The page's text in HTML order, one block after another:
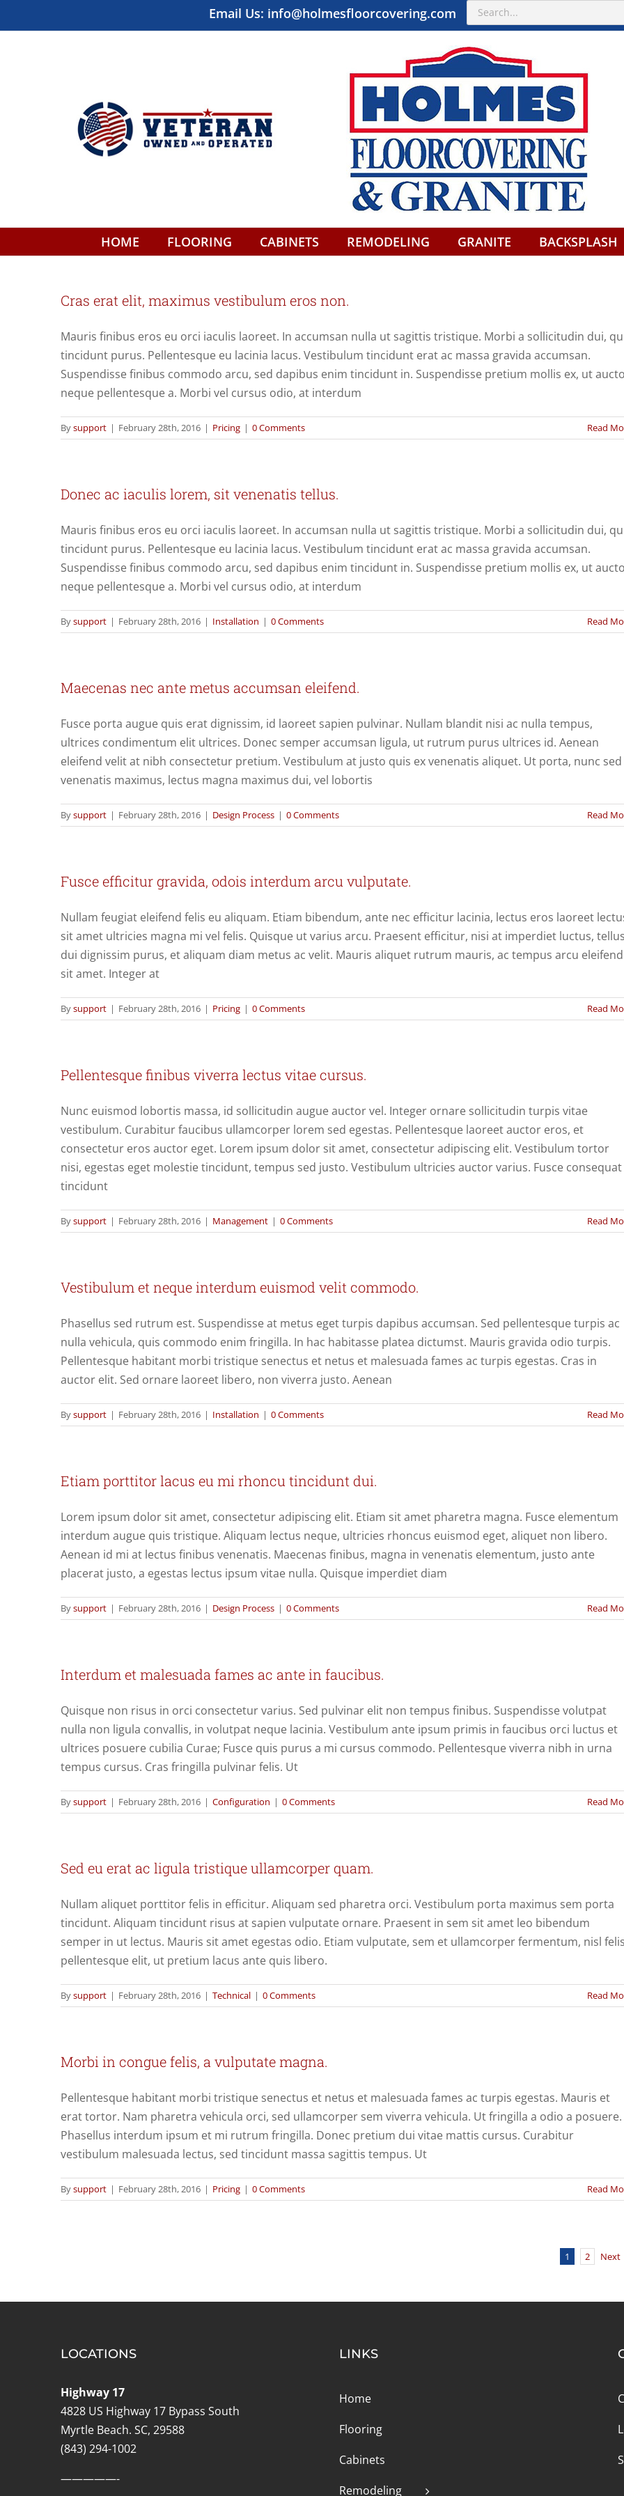
to
Email Us: info@holmesfloorcovering.com
for:
HOME FLOORING CABINETS REMODELING GRANITE BACKSPLASH
Cras erat elit, maximus vestibulum eros non.
Mauris finibus eros eu orci iaculis laoreet. In accumsan nulla ut sagittis tristique. Morbi a sollicitudin dui,
tincidunt purus. Pellentesque eu lacinia lacus. Vestibulum tincidunt erat ac massa gravida accumsan.
Suspendisse finibus commodo arcu, sed dapibus enim tincidunt in. Suspendisse pretium mollis ex, ut
neque pellentesque a. Morbi vel cursus odio, at interdum
Bysupport | February 28th, 2016 | Pricing | 0 Comments Read
Donec ac iaculis lorem, sit venenatis tellus.
Mauris finibus eros eu orci iaculis laoreet. In accumsan nulla ut sagittis tristique. Morbi a sollicitudin dui,
tincidunt purus. Pellentesque eu lacinia lacus. Vestibulum tincidunt erat ac massa gravida accumsan.
Suspendisse finibus commodo arcu, sed dapibus enim tincidunt in. Suspendisse pretium mollis ex, ut
neque pellentesque a. Morbi vel cursus odio, at interdum
Bysupport | February 28th, 2016 | Installation | 0 Comments Read
Maecenas nec ante metus accumsan eleifend.
Fusce porta augue quis erat dignissim, id laoreet sapien pulvinar. Nullam blandit nisi ac nulla tempus,
ultrices condimentum elit ultrices. Donec semper accumsan ligula, ut rutrum purus ultrices id. Aenean
eleifend velit at nibh consectetur pretium. Vestibulum at justo quis ex venenatis aliquet. Ut porta, nunc sed
venenatis maximus, lectus magna maximus dui, vel lobortis
Bysupport | February 28th, 2016 | Design Process | 0 Comments Read
Fusce efficitur gravida, odois interdum arcu vulputate.
Nullam feugiat eleifend felis eu aliquam. Etiam bibendum, ante nec efficitur lacinia, lectus eros laoreet
sit amet ultricies magna mi vel felis. Quisque ut varius arcu. Praesent efficitur, nisi at imperdiet luctus,
dui dignissim purus, et aliquam diam metus ac velit. Mauris aliquet rutrum mauris, ac tempus arcu eleifend
sit amet. Integer at
Bysupport | February 28th, 2016 | Pricing | 0 Comments Read
Pellentesque finibus viverra lectus vitae cursus.
Nunc euismod lobortis massa, id sollicitudin augue auctor vel. Integer ornare sollicitudin turpis vitae
vestibulum. Curabitur faucibus ullamcorper lorem sed egestas. Pellentesque laoreet auctor eros, et
consectetur eros auctor eget. Lorem ipsum dolor sit amet, consectetur adipiscing elit. Vestibulum tortor
nisi, egestas eget molestie tincidunt, tempus sed justo. Vestibulum ultricies auctor varius. Fusce consequat
tincidunt
Bysupport | February 28th, 2016 | Management | 0 Comments Read
Vestibulum et neque interdum euismod velit commodo.
Phasellus sed rutrum est. Suspendisse at metus eget turpis dapibus accumsan. Sed pellentesque turpis ac
nulla vehicula, quis commodo enim fringilla. In hac habitasse platea dictumst. Mauris gravida odio turpis.
Pellentesque habitant morbi tristique senectus et netus et malesuada fames ac turpis egestas. Cras in
auctor elit. Sed ornare laoreet libero, non viverra justo. Aenean
Bysupport | February 28th, 2016 | Installation | 0 Comments Read
Etiam porttitor lacus eu mi rhoncu tincidunt dui.
Lorem ipsum dolor sit amet, consectetur adipiscing elit. Etiam sit amet pharetra magna. Fusce elementum
interdum augue quis tristique. Aliquam lectus neque, ultricies rhoncus euismod eget, aliquet non libero.
Aenean id mi at lectus finibus venenatis. Maecenas finibus, magna in venenatis elementum, justo ante
placerat justo, a egestas lectus ipsum vitae nulla. Quisque imperdiet diam
Bysupport | February 28th, 2016 | Design Process | 0 Comments Read
Interdum et malesuada fames ac ante in faucibus.
Quisque non risus in orci consectetur varius. Sed pulvinar elit non tempus finibus. Suspendisse volutpat
nulla non ligula convallis, in volutpat neque lacinia. Vestibulum ante ipsum primis in faucibus orci luctus et
ultrices posuere cubilia Curae; Fusce quis purus a mi cursus commodo. Pellentesque viverra nibh in urna
tempus cursus. Cras fringilla pulvinar felis. Ut
Bysupport | February 28th, 2016 | Configuration | 0 Comments Read
Sed eu erat ac ligula tristique ullamcorper quam.
Nullam aliquet porttitor felis in efficitur. Aliquam sed pharetra orci. Vestibulum porta maximus sem porta
tincidunt. Aliquam tincidunt risus at sapien vulputate ornare. Praesent in sem sit amet leo bibendum
semper in ut lectus. Mauris sit amet egestas odio. Etiam vulputate, sem et ullamcorper fermentum, nisl
pellentesque elit, ut pretium lacus ante quis libero.
Bysupport | February 28th, 2016 | Technical | 0 Comments Read
Morbi in congue felis, a vulputate magna.
Pellentesque habitant morbi tristique senectus et netus et malesuada fames ac turpis egestas. Mauris et
erat tortor. Nam pharetra vehicula orci, sed ullamcorper sem viverra vehicula. Ut fringilla a odio a posuere.
Phasellus interdum ipsum et mi rutrum fringilla. Donec pretium dui vitae mattis cursus. Curabitur
vestibulum malesuada lectus, sed tincidunt massa sagittis tempus. Ut
Bysupport | February 28th, 2016 | Pricing | 0 Comments Read
1 2 Next
LOCATIONS
Highway 17
4828 US Highway 17 Bypass South
Myrtle Beach. SC, 29588
(843) 294-1002
—————-
LINKS
Home
Flooring
Cabinets
Remodeling